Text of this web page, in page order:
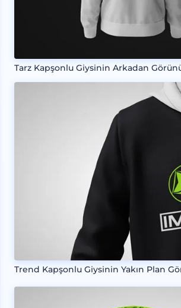
Tarz Kapşonlu Giysinin Arkadan
Trend Kapşonlu Giysinin Yakın Plan